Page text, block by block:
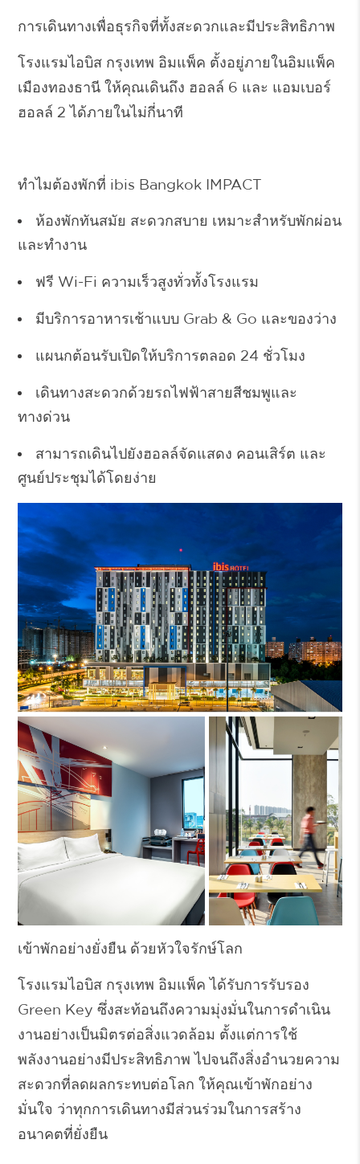
การเดินทางเพื่อธุรกิจที่ทั้งสะดวกและมีประสิทธิภาพ
โรงแรมไอบิส กรุงเทพ อิมแพ็ค ตั้งอยู่ภายในอิมแพ็ค
เมืองทองธานี ให้คุณเดินถึง ฮอลล์ 6 และ แอมเบอร์
ฮอลล์ 2 ได้ภายในไม่กี่นาที
ทำไมต้องพักที่ ibis Bangkok IMPACT
ห้องพักทันสมัย สะดวกสบาย เหมาะสำหรับพักผ่อน
และทำงาน
ฟรี Wi-Fi ความเร็วสูงทั่วทั้งโรงแรม
มีบริการอาหารเช้าแบบ Grab & Go และของว่าง
แผนกต้อนรับเปิดให้บริการตลอด 24 ชั่วโมง
เดินทางสะดวกด้วยรถไฟฟ้าสายสีชมพูและ
ทางด่วน
สามารถเดินไปยังฮอลล์จัดแสดง คอนเสิร์ต และ
ศูนย์ประชุมได้โดยง่าย
เข้าพักอย่างยั่งยืน ด้วยหัวใจรักษ์โลก
โรงแรมไอบิส กรุงเทพ อิมแพ็ค ได้รับการรับรอง
Green Key ซึ่งสะท้อนถึงความมุ่งมั่นในการดำเนิน
งานอย่างเป็นมิตรต่อสิ่งแวดล้อม ตั้งแต่การใช้
พลังงานอย่างมีประสิทธิภาพ ไปจนถึงสิ่งอำนวยความ
สะดวกที่ลดผลกระทบต่อโลก ให้คุณเข้าพักอย่าง
มั่นใจ ว่าทุกการเดินทางมีส่วนร่วมในการสร้าง
อนาคตที่ยั่งยืน